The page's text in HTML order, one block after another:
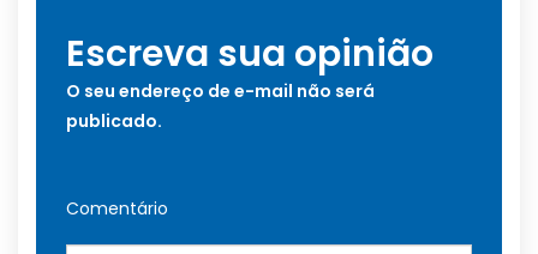
Escreva sua opinião
O seu endereço de e-mail não será
publicado.
Comentário